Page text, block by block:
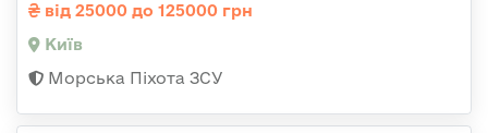
від 25000 до 125000 грн
Київ
Морська Піхота ЗСУ